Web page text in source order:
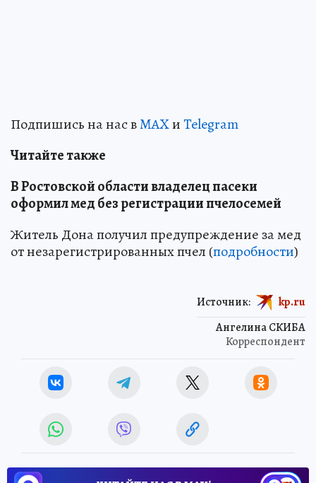
Подпишись на нас вMAXиTelegram
Читайте также
В Ростовской области владелец пасеки
оформил мед без регистрации пчелосемей
Житель Дона получил предупреждение за мед
от незарегистрированных пчел (подробности)
Ангелина СКИБА
Корреспондент
Источник: kp.ru